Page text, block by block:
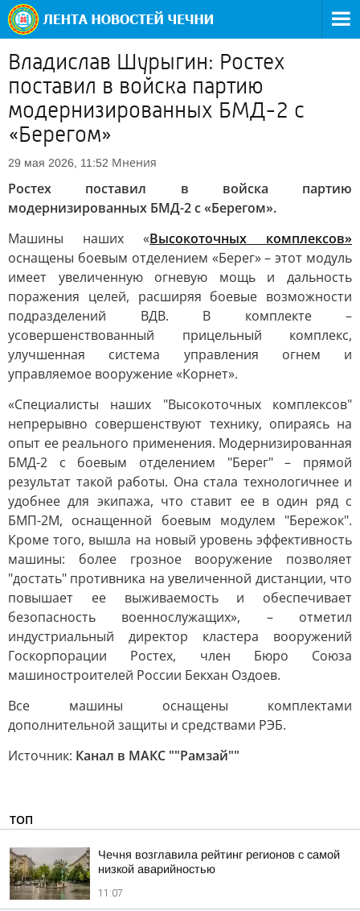
Владислав Шурыгин: Ростех
поставил в войска партию
модернизированных БМД-2 c
«Берегом»
29 мая 2026, 11:52 Мнения
Ростех поставил в войска партию
модернизированных БМД-2 c «Берегом».
Машины наших «Высокоточных комплексов»
оснащены боевым отделением «Берег» – этот модуль
имеет увеличенную огневую мощь и дальность
поражения целей, расширяя боевые возможности
подразделений ВДВ. В комплекте –
усовершенствованный прицельный комплекс,
улучшенная система управления огнем и
управляемое вооружение «Корнет».
«Специалисты наших "Высокоточных комплексов"
непрерывно совершенствуют технику, опираясь на
опыт ее реального применения. Модернизированная
БМД-2 с боевым отделением "Берег" – прямой
результат такой работы. Она стала технологичнее и
удобнее для экипажа, что ставит ее в один ряд с
БМП-2М, оснащенной боевым модулем "Бережок".
Кроме того, вышла на новый уровень эффективность
машины: более грозное вооружение позволяет
"достать" противника на увеличенной дистанции, что
повышает ее выживаемость и обеспечивает
безопасность военнослужащих», – отметил
индустриальный директор кластера вооружений
Госкорпорации Ростех, член Бюро Союза
машиностроителей России Бекхан Оздоев.
Все машины оснащены комплектами
дополнительной защиты и средствами РЭБ.
Источник: Канал в МАКС ""Рамзай""
ТОП
Чечня возглавила рейтинг регионов с самой
низкой аварийностью
11:07